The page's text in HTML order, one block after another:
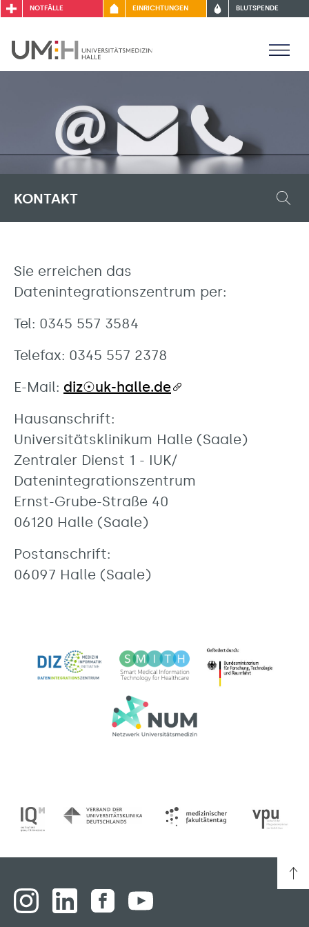
NOTFÄLLE EINRICHTUNGEN BLUTSPENDE
KONTAKT
Sie erreichen das
Datenintegrationszentrum per:
Tel: 0345 557 3584
Telefax: 0345 557 2378
E-Mail: diz☉uk-halle.de
Hausanschrift:
Universitätsklinikum Halle (Saale)
Zentraler Dienst 1 - IUK/
Datenintegrationszentrum
Ernst-Grube-Straße 40
06120 Halle (Saale)
Postanschrift:
06097 Halle (Saale)